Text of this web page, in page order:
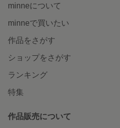
minneについて
minneで買いたい
作品をさがす
ショップをさがす
ランキング
特集
作品販売について